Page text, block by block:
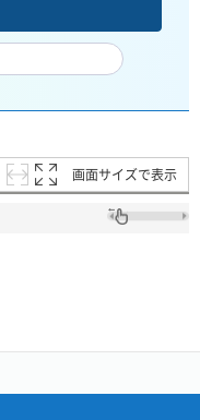
画面サイズで表示